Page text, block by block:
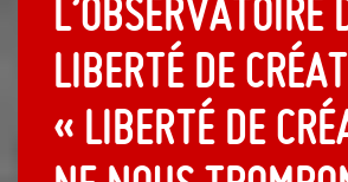
l’Observatoire
liberté de
« Liberté de